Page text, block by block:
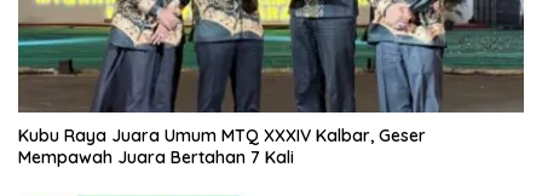
Kubu Raya Juara Umum MTQ XXXIV Kalbar, Geser
Mempawah Juara Bertahan 7 Kali